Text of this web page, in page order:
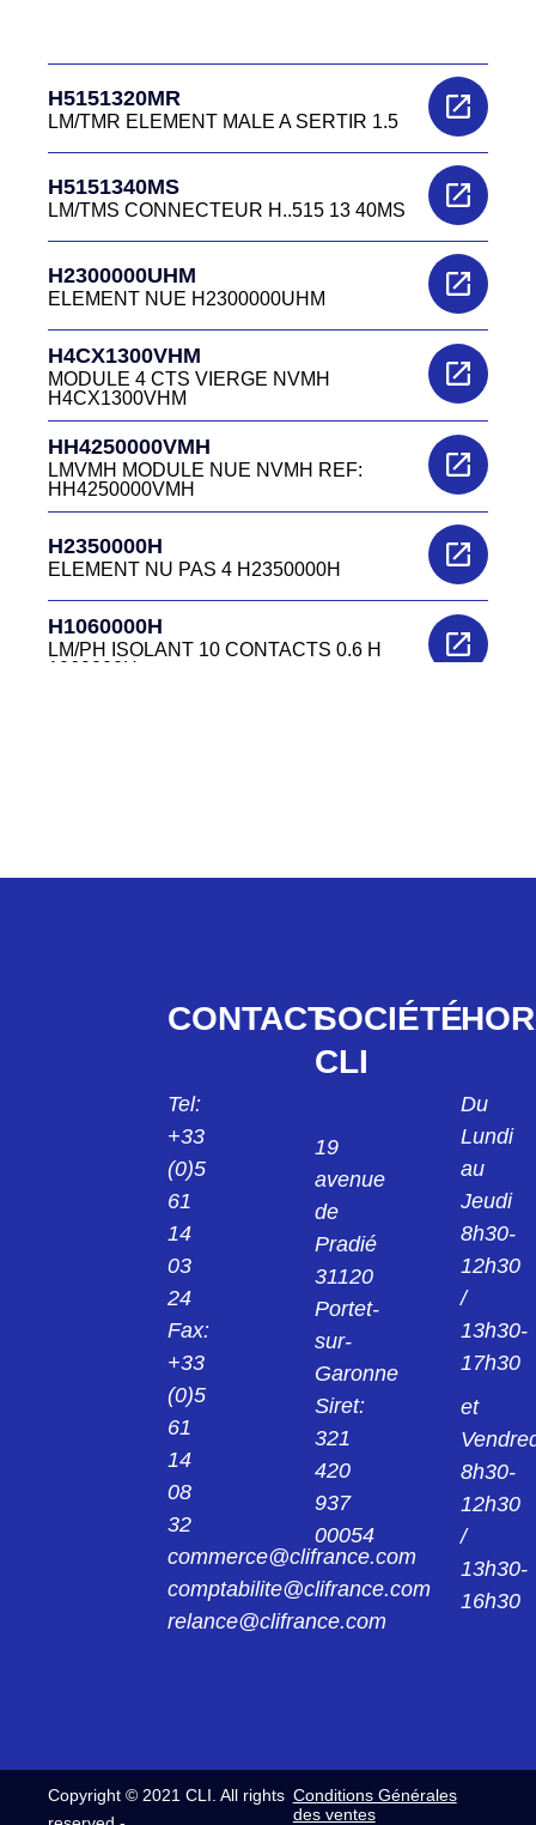
H5151320MR
LM/TMR ELEMENT MALE A SERTIR 1.5
H5151340MS
LM/TMS CONNECTEUR H..515 13 40MS
H2300000UHM
ELEMENT NUE H2300000UHM
H4CX1300VHM
MODULE 4 CTS VIERGE NVMH
H4CX1300VHM
HH4250000VMH
LMVMH MODULE NUE NVMH REF:
HH4250000VMH
H2350000H
ELEMENT NU PAS 4 H2350000H
H1060000H
LM/PH ISOLANT 10 CONTACTS 0.6 H
1060000H
ELEMENT H1062251FY
LM/PMR ELEMENT H1061320MR
H1061330MD
ELEMENT H1061330MD
H1061340MS
LM/PMS ELEMENT H1061340MS
ELEMENT H106 13 51MY
H2352240MF
MODULE PUISSANCE FEMELLE 50A
H2122240HF
H212 22 40HF HAUTE TENSION
H4CX2220VFR
NVFRTAH MODULE 4 COAX REF:
HH4252220VFP
CONTACT
Tel:
+33
(0)5
61
14
03
24
Fax:
+33
(0)5
61
14
08
32
commerce@clifrance.com
comptabilite@clifrance.com
relance@clifrance.com
SOCIÉTÉ
CLI
19
avenue
de
Pradié
31120
Portet-
sur-
Garonne
Siret:
321
420
937
00054
Du
Lundi
au
Jeudi
8h30-
12h30
/
13h30-
17h30
et
8h30-
12h30
/
13h30-
16h30
Copyright © 2021 CLI. All rights Conditions Générales
des ventes